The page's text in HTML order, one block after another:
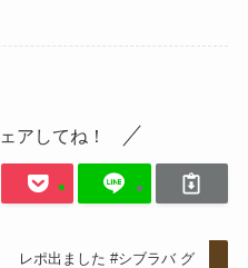
アしてね！
レポ出ました #シブラバ グ